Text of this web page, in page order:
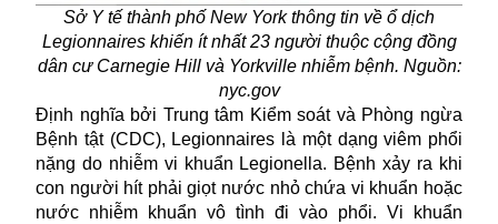
Sở Y tế thành phố New York thông tin về ổ dịch
Legionnaires khiến ít nhất 23 người thuộc cộng đồng
dân cư Carnegie Hill và Yorkville nhiễm bệnh. Nguồn:
nyc.gov
Định nghĩa bởi Trung tâm Kiểm soát và Phòng ngừa
Bệnh tật (CDC), Legionnaires là một dạng viêm phổi
nặng do nhiễm vi khuẩn Legionella. Bệnh xảy ra khi
con người hít phải giọt nước nhỏ chứa vi khuẩn hoặc
nước nhiễm khuẩn vô tình đi vào phổi. Vi khuẩn